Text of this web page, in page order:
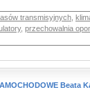
transmisyjnych
, przechowalnia
Beata